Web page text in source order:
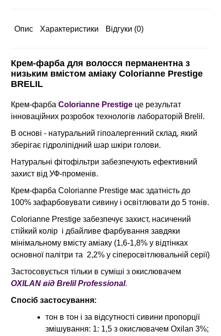
Опис Характеристики Відгуки (0)
Крем-фарба для волосся перманентна з
низьким вмістом аміаку Colorianne Prestige
BRELIL
Крем-фарбаColorianne Prestige це результат
інноваційних розробок технологів лабораторій Brelil.
В основі - натуральний гіпоалергенний склад, який
зберігає гідроліпідний шар шкіри голови.
Натуральні фітофільтри забезпечують ефективний
захист від УФ-променів.
Крем-фарба Colorianne Prestige має здатність до
100% зафарбовувати сивину і освітлювати до 5 тонів.
Colorianne Prestige забезпечує захист, насичений
стійкий колір і дбайливе фарбування завдяки
мінімальному вмісту аміаку (1,6-1,8% у відтінках
основної палітри та 2,2% у сіперосвітлювальній серії)
Застосовується тільки в суміші з окислювачем
OXILAN від Brelil Professional.
Спосіб застосування:
тон в тон і за відсутності сивини пропорції
змішування: 1: 1,5 з окислювачем Oxilan 3%;